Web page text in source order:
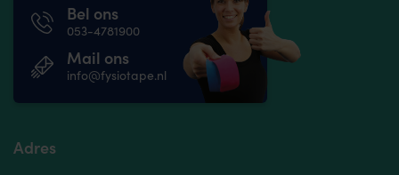
Bel ons
053-4781900
Mail ons
info@fysiotape.nl
Adres